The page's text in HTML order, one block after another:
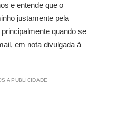
e entende que o
justamente pela
quando se
em nota divulgada à
A PUBLICIDADE